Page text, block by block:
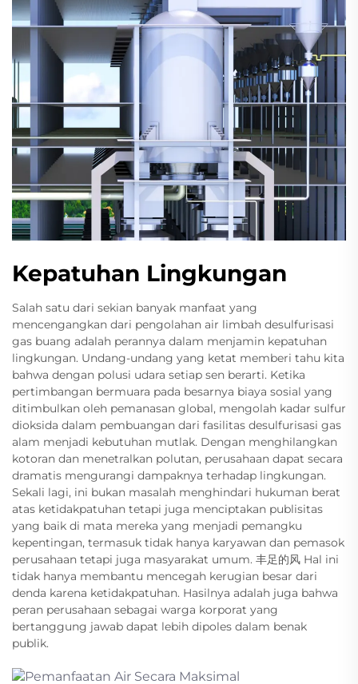
Kepatuhan Lingkungan
Salah satu dari sekian banyak manfaat yang
mencengangkan dari pengolahan air limbah desulfurisasi
gas buang adalah perannya dalam menjamin kepatuhan
lingkungan. Undang-undang yang ketat memberi tahu kita
bahwa dengan polusi udara setiap sen berarti. Ketika
pertimbangan bermuara pada besarnya biaya sosial yang
ditimbulkan oleh pemanasan global, mengolah kadar sulfur
dioksida dalam pembuangan dari fasilitas desulfurisasi gas
alam menjadi kebutuhan mutlak. Dengan menghilangkan
kotoran dan menetralkan polutan, perusahaan dapat secara
dramatis mengurangi dampaknya terhadap lingkungan.
Sekali lagi, ini bukan masalah menghindari hukuman berat
atas ketidakpatuhan tetapi juga menciptakan publisitas
yang baik di mata mereka yang menjadi pemangku
kepentingan, termasuk tidak hanya karyawan dan pemasok
perusahaan tetapi juga masyarakat umum. 丰足的风 Hal ini
tidak hanya membantu mencegah kerugian besar dari
denda karena ketidakpatuhan. Hasilnya adalah juga bahwa
peran perusahaan sebagai warga korporat yang
bertanggung jawab dapat lebih dipoles dalam benak
publik.